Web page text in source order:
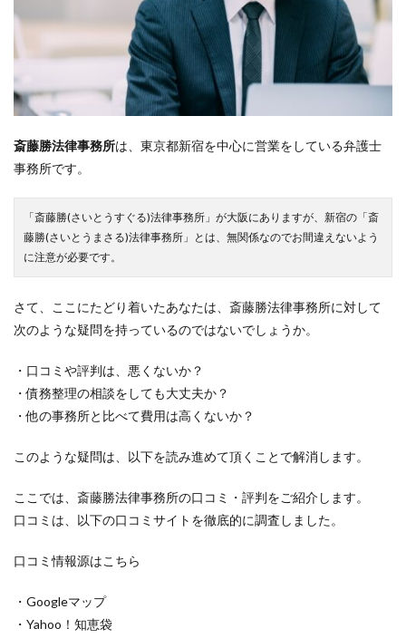
斎藤勝法律事務所は、東京都新宿を中心に営業をしている弁護士
事務所です。
「斎藤勝(さいとうすぐる)法律事務所」が大阪にありますが、新宿の「斎
藤勝(さいとうまさる)法律事務所」とは、無関係なのでお間違えないよう
に注意が必要です。
さて、ここにたどり着いたあなたは、斎藤勝法律事務所に対して
次のような疑問を持っているのではないでしょうか。
・口コミや評判は、悪くないか？
・債務整理の相談をしても大丈夫か？
・他の事務所と比べて費用は高くないか？
このような疑問は、以下を読み進めて頂くことで解消します。
ここでは、斎藤勝法律事務所の口コミ・評判をご紹介します。
口コミは、以下の口コミサイトを徹底的に調査しました。
口コミ情報源はこちら
・Googleマップ
・Yahoo！知恵袋